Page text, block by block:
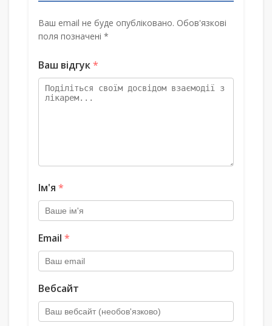
Ваш email не буде опубліковано. Обов'язкові
поля позначені *
Ваш відгук*
Ім'я *
Email *
Вебсайт